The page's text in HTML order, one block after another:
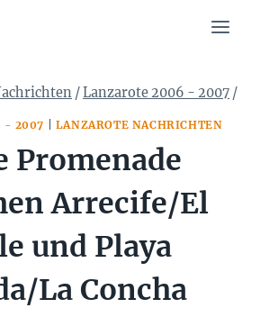
/Lanzarote 2006 - 2007 /
- 2007 LANZAROTE NACHRICHTEN
Promenade
Arrecife/El
und Playa
La Concha